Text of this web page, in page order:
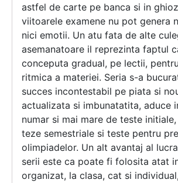
astfel de carte pe banca si in
viitoarele examene nu pot genera
nici emotii. Un atu fata de alte
asemanatoare il reprezinta faptul
conceputa gradual, pe lectii,
ritmica a materiei. Seria s-a
succes incontestabil pe piata si
actualizata si imbunatatita, aduce
numar si mai mare de teste
teze semestriale si teste pentru
olimpiadelor. Un alt avantaj al
serii este ca poate fi folosita atat
organizat, la clasa, cat si